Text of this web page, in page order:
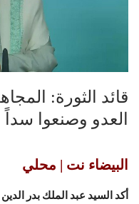
قائد الثورة:
العدو وصنعوا سداً
البيضاء نت | محلي
أكد السيد عبد الملك بدر